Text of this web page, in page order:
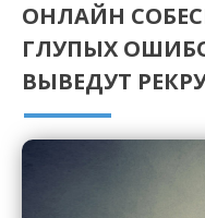
ОНЛАЙН
ГЛУПЫХ
ВЫВЕДУТ